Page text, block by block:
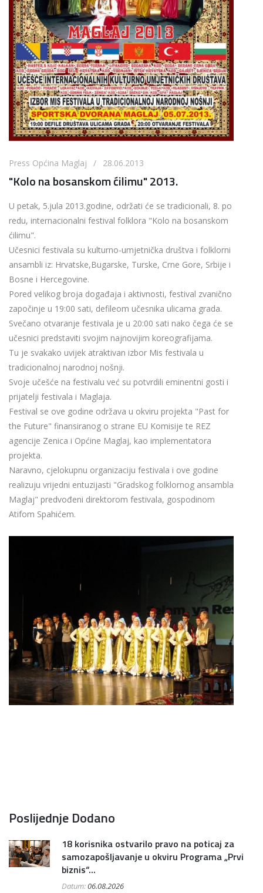
Press Općina Maglaj / 28.06.2013
"Kolo na bosanskom ćilimu" 2013.
U petak, 5.jula 2013.godine, održati će se tradicionali, 8. po
redu, internacionalni festival folklora "Kolo na bosanskom
ćilimu".
Učesnici festivala su kulturno-umjetnička društva i folklorni
ansambli iz: Hrvatske,Bugarske, Turske, Crne Gore, Srbije i
Bosne i Hercegovine.
Pored velikog broja događaja i aktivnosti, festival zvanično
započinje u 19:00 sati, defileom učesnika ulicama grada.
Svečano otvaranje festivala je u 20:00 sati nako čega će se
učesnici predstaviti svojim najnovijim koreografijama.
Tu je svakako uvijek atraktivan izbor Mis festivala u
tradicionalnoj narodnoj nošnji.
Svoje učešće na festivalu već su potvrdili eminentni gosti i
prijatelji festivala i Maglaja.
Festival se ove godine održava u okviru projekta "Past for
the Future" finansiranog o strane EU Komisije te REZ
agencije Zenica i Općine Maglaj, kao implementatora
projekta.
Naravno, cjelokupnu organizaciju festivala i ove godine
realizuju vrijedni entuzijasti "Gradskog folklornog ansambla
Maglaj" predvođeni direktorom festivala, gospodinom
Atifom Spahićem.
Poslijednje Dodano
18 korisnika ostvarilo pravo na poticaj za
samozapošljavanje u okviru Programa „Prvi
biznis“...
Datum:06.08.2026